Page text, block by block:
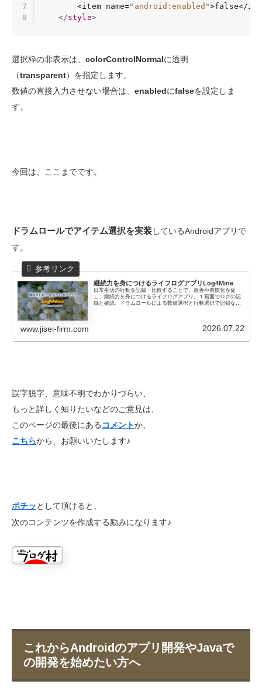
        <item name=
"android:enabled">false</
</style>
選択枠の非表示は、 colorControlNormalに透明
（transparent）を指定します。
数値の直接入力させない場合は、 enabledにfalseを設定しま
す。
今回は、ここまでです。
ドラムロールでアイテム選択を実装しているAndroidアプリで
す。
継続力を身につけるライフログアプリLog4Mine
日常生活の行動を記録・比較することで、改善や習慣化を促
し、継続力を身につけるライフログアプリ。１画面でログの記
録と確認、ドラムロールによる数値選択と行動選択で記録な
www.jisei-firm.com 2026.07.22
誤字脱字、意味不明でわかりづらい、
もっと詳しく知りたいなどのご意見は、
このページの最後にある コメントか、
こちらから、お願いいたします♪
ポチッとして頂けると、
次のコンテンツを作成する励みになります♪
これからAndroidのアプリ開発やJavaで
の開発を始めたい方へ